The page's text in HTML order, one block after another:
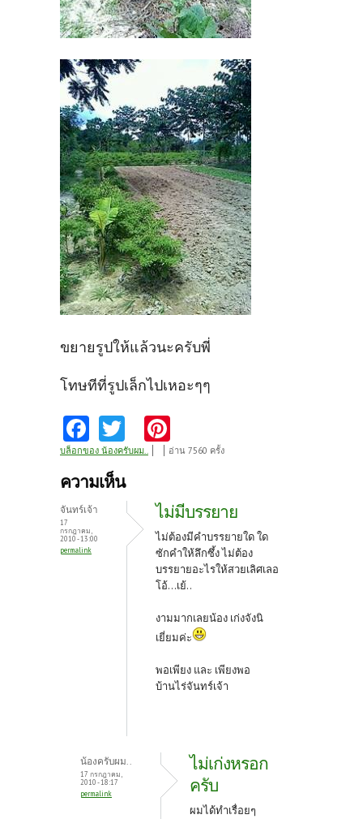
ขยายรูปให้แล้วนะครับพี่
โทษทีที่รูปเล็กไปเหอะๆๆ
Fa
ce
b
o
o
k
w
itt
er
nt
es
t
บล็อกของ น้องครับผม.. อ่าน 7560 ครั้ง
ความเห็น
จันทร์เจ้า
17
กรกฎาคม,
2010 - 13:00
permalink
ไม่มีบรรยาย
ไม่ต้องมีคำบรรยายใด ใด
ซักคำให้ลึกซึ้ง ไม่ต้อง
บรรยายอะไรให้สวยเลิศเลอ
โอ้...เย้..
งามมากเลยน้อง เก่งจังนิ
เยี่ยมค่ะ
พอเพียง และ เพียงพอ
บ้านไร่จันทร์เจ้า
น้องครับผม..
17 กรกฎาคม,
2010 - 18:17
permalink
ไม่เก่งหรอก
ครับ
ผมได้ทำเรื่อยๆ